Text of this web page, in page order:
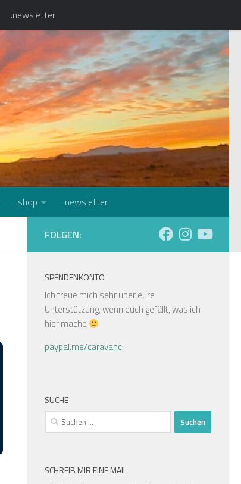
.newsletter
WWW.CARAVANCI.COM
.shop .newsletter
FOLGEN:
SPENDENKONTO
Ich freue mich sehr über eure
Unterstützung, wenn euch gefällt, was ich
hier mache
paypal.me/caravanci
SUCHE
SCHREIB MIR EINE MAIL